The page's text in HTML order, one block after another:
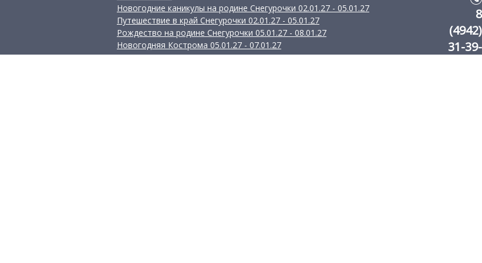
Новогодние каникулы на родине Снегурочки 02.01.27 - 05.01.27
Путешествие в край Снегурочки 02.01.27 - 05.01.27
Рождество на родине Снегурочки 05.01.27 - 08.01.27
Новогодняя Кострома 05.01.27 - 07.01.27
8
(4942)
31-39-